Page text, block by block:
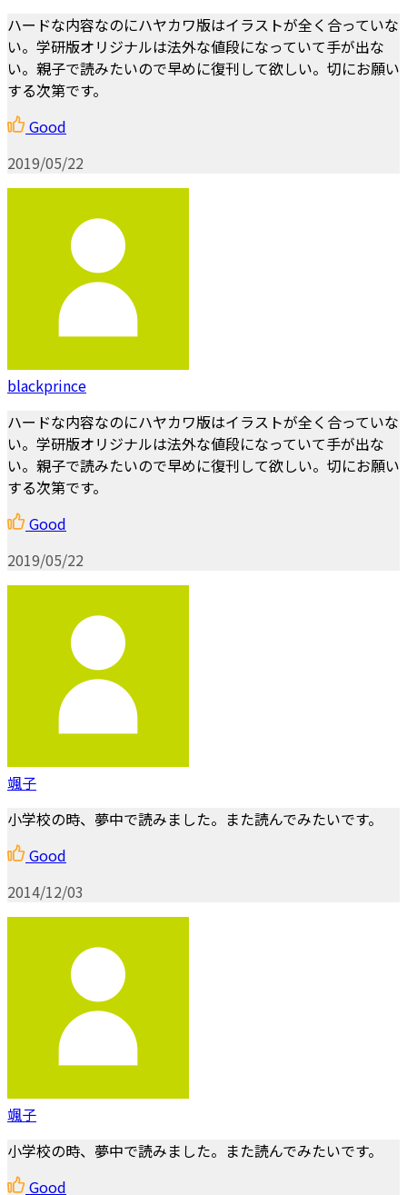
ハードな内容なのにハヤカワ版はイラストが全く合っていな
い。学研版オリジナルは法外な値段になっていて手が出な
い。親子で読みたいので早めに復刊して欲しい。切にお願い
する次第です。
Good
2019/05/22
blackprince
ハードな内容なのにハヤカワ版はイラストが全く合っていな
い。学研版オリジナルは法外な値段になっていて手が出な
い。親子で読みたいので早めに復刊して欲しい。切にお願い
する次第です。
Good
2019/05/22
颯子
小学校の時、夢中で読みました。また読んでみたいです。
Good
2014/12/03
颯子
小学校の時、夢中で読みました。また読んでみたいです。
Good